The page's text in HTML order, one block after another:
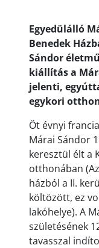
Egyedülálló
Benedek
Sándor
kiállítás a
jelenti,
egykori
Öt évnyi
Márai Sándor
keresztül élt a
otthonában
házból a II.
költözött, ez
lakóhelye). A
születésének
tavasszal